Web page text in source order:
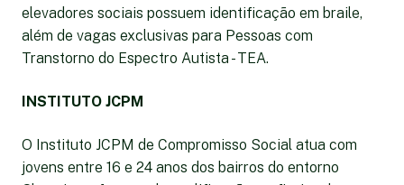
elevadores sociais possuem identificação em braile,
além de vagas exclusivas para Pessoas com
Transtorno do Espectro Autista - TEA.
INSTITUTO JCPM
O Instituto JCPM de Compromisso Social atua com
jovens entre 16 e 24 anos dos bairros do entorno